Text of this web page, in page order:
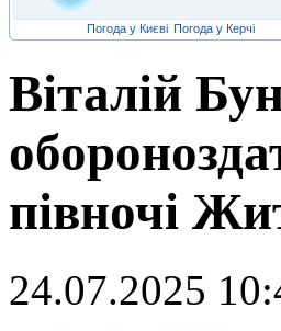
Погода у Києві Погода у Керчі
Віталій
півночі
24.07.2025